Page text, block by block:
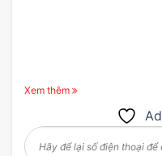
Xem thêm